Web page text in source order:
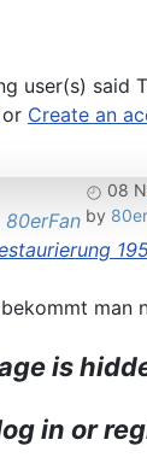
user(s) said
or Create an
08
by
80erFan
man
is
in or